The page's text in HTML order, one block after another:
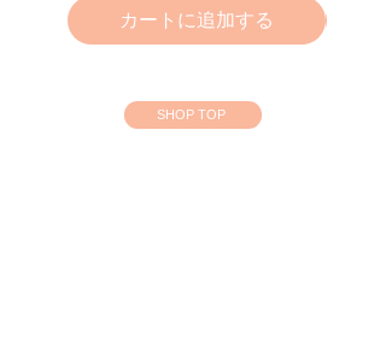
カートに追加する
SHOP TOP